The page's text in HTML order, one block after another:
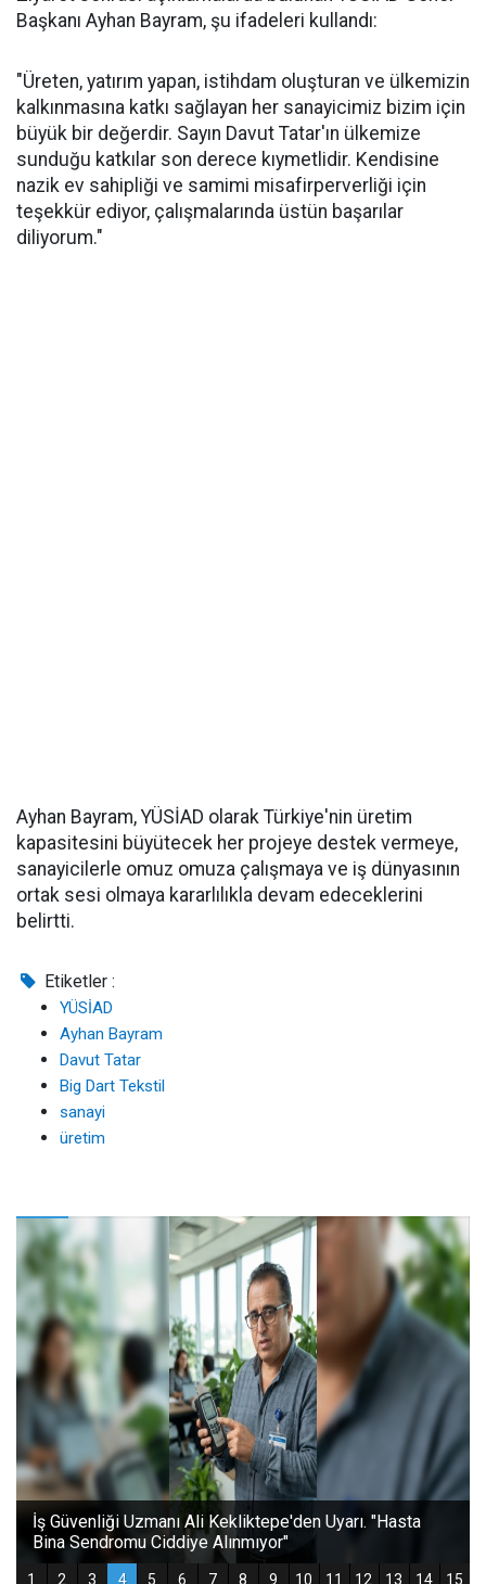
Başkanı Ayhan Bayram, şu ifadeleri kullandı:
"Üreten, yatırım yapan, istihdam oluşturan ve ülkemizin
kalkınmasına katkı sağlayan her sanayicimiz bizim için
büyük bir değerdir. Sayın Davut Tatar'ın ülkemize
sunduğu katkılar son derece kıymetlidir. Kendisine
nazik ev sahipliği ve samimi misafirperverliği için
teşekkür ediyor, çalışmalarında üstün başarılar
diliyorum."
Ayhan Bayram, YÜSİAD olarak Türkiye'nin üretim
kapasitesini büyütecek her projeye destek vermeye,
sanayicilerle omuz omuza çalışmaya ve iş dünyasının
ortak sesi olmaya kararlılıkla devam edeceklerini
belirtti.
Etiketler :
YÜSİAD
Ayhan Bayram
Davut Tatar
Big Dart Tekstil
sanayi
üretim